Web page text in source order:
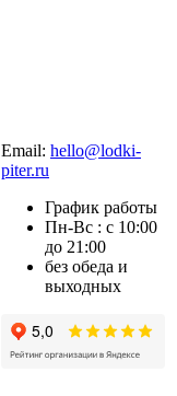
Email: hello@lodki-
piter.ru
График работы
Пн-Вс : с 10:00
до 21:00
без обеда и
выходных